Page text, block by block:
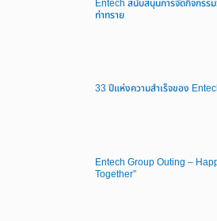
Entech สนับสนุนการจัดกิจกรรม
ท่าทราย
33 ปีแห่งความสำเร็จของ
Entech Group Outing –
Together”